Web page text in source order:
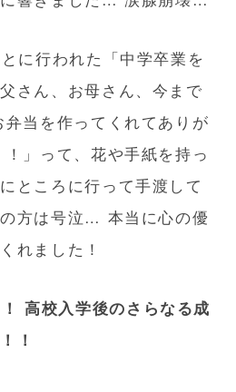
に行われた「中学卒業を
さん、お母さん、今まで
当を作ってくれてありが
」って、花や手紙を持っ
ところに行って手渡して
方は号泣… 本当に心の優
れました！
高校入学後のさらなる成
！